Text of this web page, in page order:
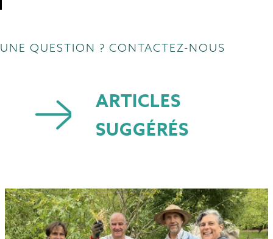
UNE QUESTION ? CONTACTEZ-NOUS
ARTICLES
SUGGÉRÉS